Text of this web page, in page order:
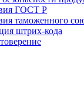
ГОСТ Р
таможенного
штрих-кода